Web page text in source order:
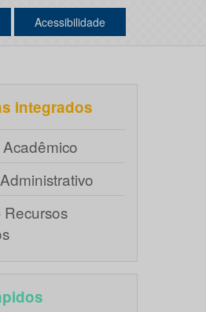
Acessibilidade
integrados